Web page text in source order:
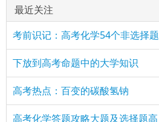
最近关注
考前识记：高考化学54个非选择题
下放到高考命题中的大学知识
高考热点：百变的碳酸氢钠
高考化学答题攻略大题及选择题高